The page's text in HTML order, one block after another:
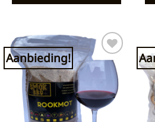
Aanbieding!
Toevoegen
aan
verlanglijst